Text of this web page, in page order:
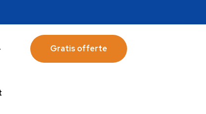
Gratis offerte